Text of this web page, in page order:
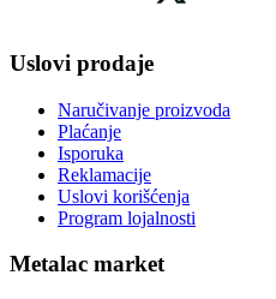
Uslovi prodaje
Naručivanje proizvoda
Plaćanje
Isporuka
Reklamacije
Uslovi korišćenja
Program lojalnosti
Metalac market